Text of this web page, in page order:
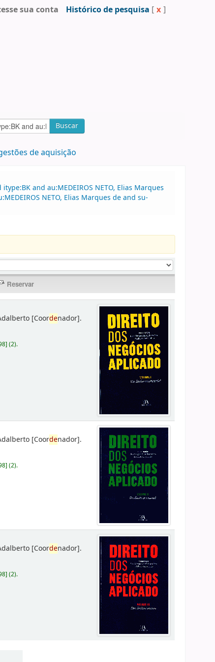
sua conta Histórico de pesquisa [ x ]
Buscar
de aquisição
and au:MEDEIROS NETO, Elias Marques
NETO, Elias Marques de and su-
[Coordenador].
](2).
[Coordenador].
](2).
[Coordenador].
](2).